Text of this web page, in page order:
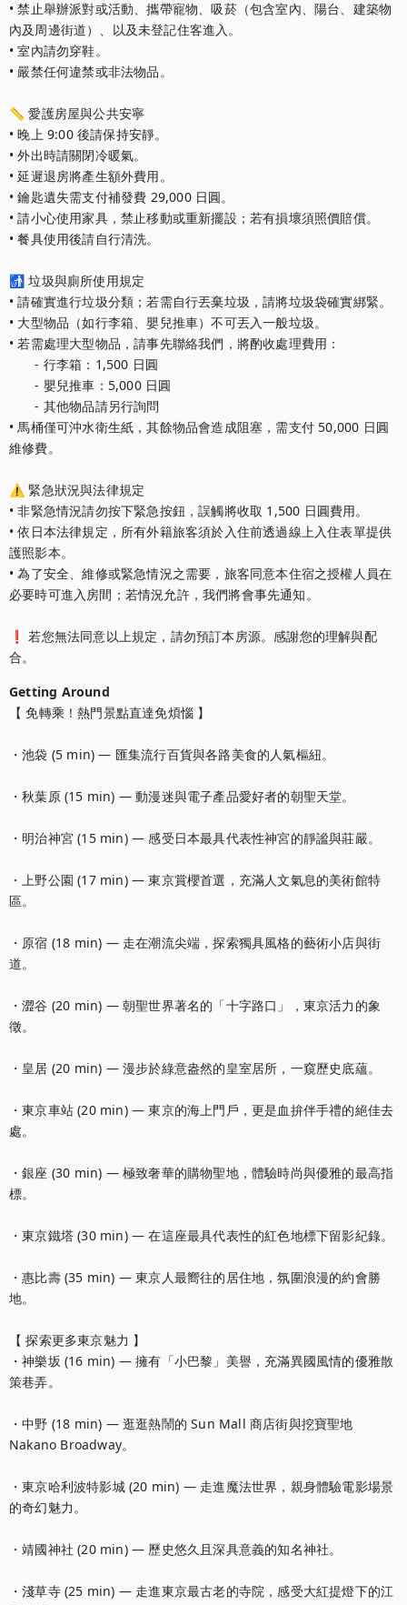
• 禁止舉辦派對或活動、攜帶寵物、吸菸（包含室內、陽台、建築物
內及周邊街道）、以及未登記住客進入。
• 室內請勿穿鞋。
• 嚴禁任何違禁或非法物品。
📏 愛護房屋與公共安寧
• 晚上 9:00 後請保持安靜。
• 外出時請關閉冷暖氣。
• 延遲退房將產生額外費用。
• 鑰匙遺失需支付補發費 29,000 日圓。
• 請小心使用家具，禁止移動或重新擺設；若有損壞須照價賠償。
• 餐具使用後請自行清洗。
🚮 垃圾與廁所使用規定
• 請確實進行垃圾分類；若需自行丟棄垃圾，請將垃圾袋確實綁緊。
• 大型物品（如行李箱、嬰兒推車）不可丟入一般垃圾。
• 若需處理大型物品，請事先聯絡我們，將酌收處理費用：
- 行李箱：1,500 日圓
- 嬰兒推車：5,000 日圓
- 其他物品請另行詢問
• 馬桶僅可沖水衛生紙，其餘物品會造成阻塞，需支付 50,000 日圓
維修費。
⚠️ 緊急狀況與法律規定
• 非緊急情況請勿按下緊急按鈕，誤觸將收取 1,500 日圓費用。
• 依日本法律規定，所有外籍旅客須於入住前透過線上入住表單提供
護照影本。
• 為了安全、維修或緊急情況之需要，旅客同意本住宿之授權人員在
必要時可進入房間；若情況允許，我們將會事先通知。
❗ 若您無法同意以上規定，請勿預訂本房源。感謝您的理解與配
Getting Around
【 免轉乘！熱門景點直達免煩惱 】
・池袋 (5 min) — 匯集流行百貨與各路美食的人氣樞紐。
・秋葉原 (15 min) — 動漫迷與電子產品愛好者的朝聖天堂。
・明治神宮 (15 min) — 感受日本最具代表性神宮的靜謐與莊嚴。
・上野公園 (17 min) — 東京賞櫻首選，充滿人文氣息的美術館特
區。
・原宿 (18 min) — 走在潮流尖端，探索獨具風格的藝術小店與街
道。
・澀谷 (20 min) — 朝聖世界著名的「十字路口」，東京活力的象
徵。
・皇居 (20 min) — 漫步於綠意盎然的皇室居所，一窺歷史底蘊。
・東京車站 (20 min) — 東京的海上門戶，更是血拚伴手禮的絕佳去
處。
・銀座 (30 min) — 極致奢華的購物聖地，體驗時尚與優雅的最高指
標。
・東京鐵塔 (30 min) — 在這座最具代表性的紅色地標下留影紀錄。
・惠比壽 (35 min) — 東京人最嚮往的居住地，氛圍浪漫的約會勝
地。
【 探索更多東京魅力 】
・神樂坂 (16 min) — 擁有「小巴黎」美譽，充滿異國風情的優雅散
策巷弄。
・中野 (18 min) — 逛逛熱鬧的 Sun Mall 商店街與挖寶聖地
Nakano Broadway。
・東京哈利波特影城 (20 min) — 走進魔法世界，親身體驗電影場景
的奇幻魅力。
・靖國神社 (20 min) — 歷史悠久且深具意義的知名神社。
・淺草寺 (25 min) — 走進東京最古老的寺院，感受大紅提燈下的江